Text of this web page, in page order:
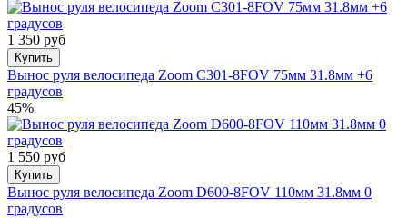
1 350 руб
Купить
Вынос руля велосипеда Zoom С301-8FOV 75мм 31.8мм +6
градусов
45%
1 550 руб
Купить
Вынос руля велосипеда Zoom D600-8FOV 110мм 31.8мм 0
градусов